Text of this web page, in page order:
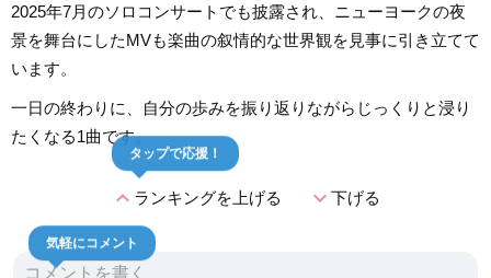
2025年7月のソロコンサートでも披露され、ニューヨークの夜
景を舞台にしたMVも楽曲の叙情的な世界観を見事に引き立てて
います。
一日の終わりに、自分の歩みを振り返りながらじっくりと浸り
たくなる1曲です。
expand_lessランキングを上げる
タップで応援！
expand_more下げる
気軽にコメント